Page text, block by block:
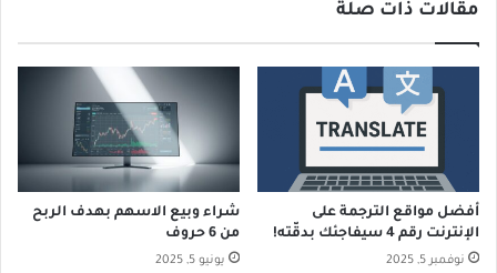
مقالات ذات صلة
أفضل مواقع الترجمة على
الإنترنت رقم 4 سيفاجئك بدقّته!
نوفمبر 5, 2025
شراء وبيع الاسهم بهدف الربح
من 6 حروف
يونيو 5, 2025